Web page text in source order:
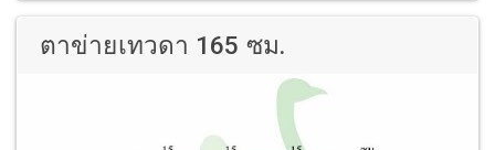
ตาข่ายเทวดา 165 ซม.